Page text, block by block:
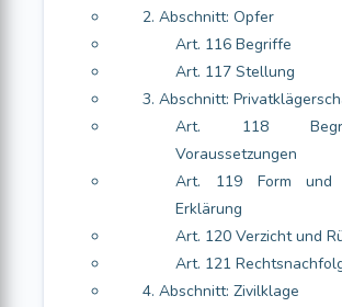
2. Abschnitt: Opfer
Art. 116 Begriffe
Art. 117 Stellung
3. Abschnitt:
Art. 118
Voraussetzungen
Art. 119 Form und
Erklärung
Art. 120 Verzicht und
Art. 121
4. Abschnitt: Zivilklage